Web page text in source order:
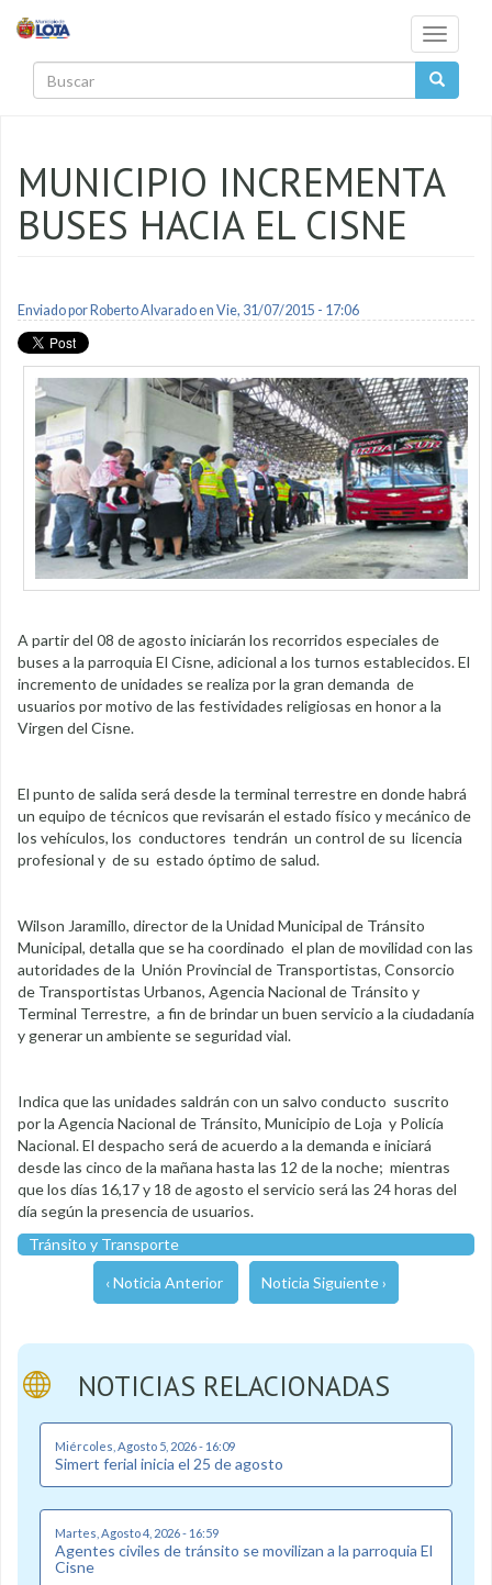
Toggle
MUNICIPIO INCREMENTA
BUSES HACIA EL CISNE
Enviado por Roberto Alvaradoen Vie, 31/07/2015 - 17:06
A partir del 08 de agosto iniciarán los recorridos especiales de
buses a la parroquia El Cisne, adicional a los turnos establecidos. El
incremento de unidades se realiza por la gran demanda de
usuarios por motivo de las festividades religiosas en honor a la
Virgen del Cisne.
El punto de salida será desde la terminal terrestre en donde habrá
un equipo de técnicos que revisarán el estado físico y mecánico de
los vehículos, los conductores tendrán un control de su licencia
profesional y de su estado óptimo de salud.
Wilson Jaramillo, director de la Unidad Municipal de Tránsito
Municipal, detalla que se ha coordinado el plan de movilidad con las
autoridades de la Unión Provincial de Transportistas, Consorcio
de Transportistas Urbanos, Agencia Nacional de Tránsito y
Terminal Terrestre, a fin de brindar un buen servicio a la ciudadanía
y generar un ambiente se seguridad vial.
Indica que las unidades saldrán con un salvo conducto suscrito
por la Agencia Nacional de Tránsito, Municipio de Loja y Policía
Nacional. El despacho será de acuerdo a la demanda e iniciará
desde las cinco de la mañana hasta las 12 de la noche; mientras
que los días 16,17 y 18 de agosto el servicio será las 24 horas del
día según la presencia de usuarios.
Tránsito y Transporte
‹ Noticia Anterior Noticia Siguiente ›
NOTICIAS RELACIONADAS
Miércoles, Agosto 5, 2026 - 16:09
Simert ferial inicia el 25 de agosto
Martes, Agosto 4, 2026 - 16:59
Agentes civiles de tránsito se movilizan a la parroquia El
Cisne